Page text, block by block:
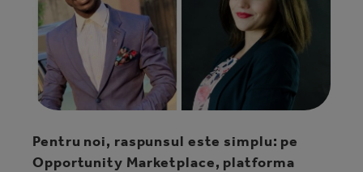
Pentru noi, raspunsul este simplu: pe
Opportunity Marketplace, platforma